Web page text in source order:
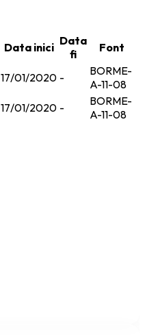
Data inici Data
fi
Font
17/01/2020 -
BORME-
A-11-08
17/01/2020 -
BORME-
A-11-08